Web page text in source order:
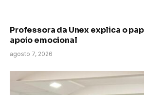
Professora da Unex explica o
apoio emocional
agosto 7, 2026